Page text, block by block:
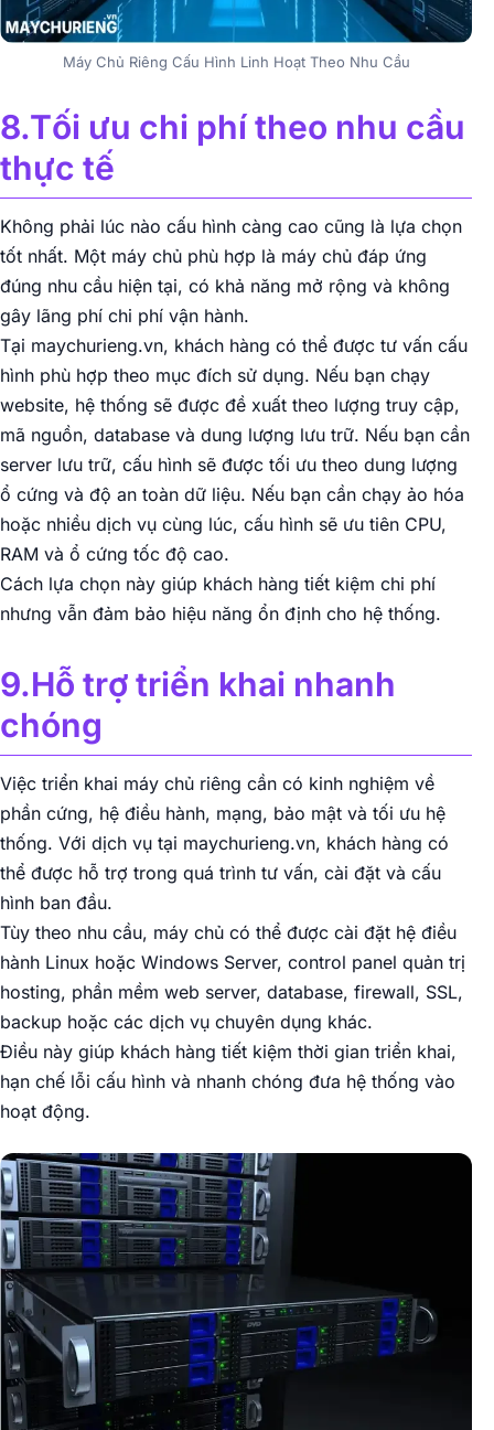
Máy Chủ Riêng Cấu Hình Linh Hoạt Theo Nhu Cầu
8.Tối ưu chi phí theo nhu cầu
thực tế
Không phải lúc nào cấu hình càng cao cũng là lựa chọn
tốt nhất. Một máy chủ phù hợp là máy chủ đáp ứng
đúng nhu cầu hiện tại, có khả năng mở rộng và không
gây lãng phí chi phí vận hành.
Tại maychurieng.vn, khách hàng có thể được tư vấn cấu
hình phù hợp theo mục đích sử dụng. Nếu bạn chạy
website, hệ thống sẽ được đề xuất theo lượng truy cập,
mã nguồn, database và dung lượng lưu trữ. Nếu bạn cần
server lưu trữ, cấu hình sẽ được tối ưu theo dung lượng
ổ cứng và độ an toàn dữ liệu. Nếu bạn cần chạy ảo hóa
hoặc nhiều dịch vụ cùng lúc, cấu hình sẽ ưu tiên CPU,
RAM và ổ cứng tốc độ cao.
Cách lựa chọn này giúp khách hàng tiết kiệm chi phí
nhưng vẫn đảm bảo hiệu năng ổn định cho hệ thống.
9.Hỗ trợ triển khai nhanh
chóng
Việc triển khai máy chủ riêng cần có kinh nghiệm về
phần cứng, hệ điều hành, mạng, bảo mật và tối ưu hệ
thống. Với dịch vụ tại maychurieng.vn, khách hàng có
thể được hỗ trợ trong quá trình tư vấn, cài đặt và cấu
hình ban đầu.
Tùy theo nhu cầu, máy chủ có thể được cài đặt hệ điều
hành Linux hoặc Windows Server, control panel quản trị
hosting, phần mềm web server, database, firewall, SSL,
backup hoặc các dịch vụ chuyên dụng khác.
Điều này giúp khách hàng tiết kiệm thời gian triển khai,
hạn chế lỗi cấu hình và nhanh chóng đưa hệ thống vào
hoạt động.